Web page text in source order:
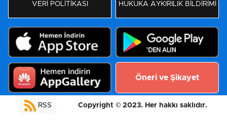
VERİ POLİTİKASI HUKUKA AYKIRILIK BİLDİRİMİ
Öneri ve Şikayet
RSS Copyright © 2023. Her hakkı saklıdır.